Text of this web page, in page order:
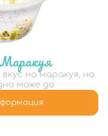
на маракуя, на
може да